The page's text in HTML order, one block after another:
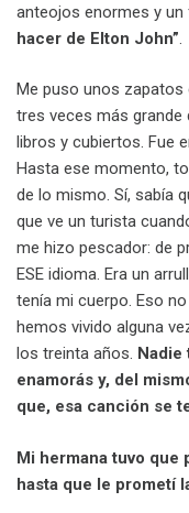
anteojos enormes y un
hacer de Elton John”
Me puso unos
tres veces más grande
libros y cubiertos. Fue
Hasta ese momento,
de lo mismo. Sí, sabía
que ve un turista
me hizo pescador: de
ESE idioma. Era un
tenía mi cuerpo. Eso
hemos vivido alguna
los treinta años. Nadie
enamorás y, del
que, esa canción se
Mi hermana tuvo que
hasta que le prometí